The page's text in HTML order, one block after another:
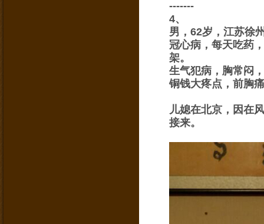
-------
4、
男，62岁，江苏徐
冠心病，每天吃药
架。
生气犯病，胸常闷
铜钱大疼点，前胸
儿媳在北京，因在
接来。